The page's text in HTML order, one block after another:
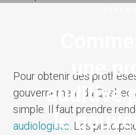
une
auditive
le
Pour obtenir des
gouvernement du Quebec
simple. Il faut prendre
audiologiste . Les